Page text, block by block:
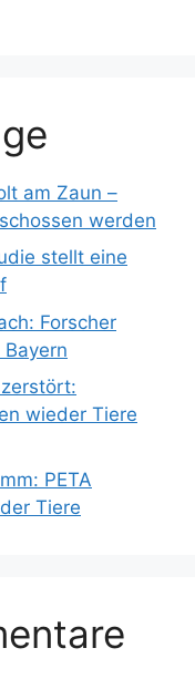
am Zaun –
werden
stellt eine
Forscher
wieder Tiere
PETA
Tiere